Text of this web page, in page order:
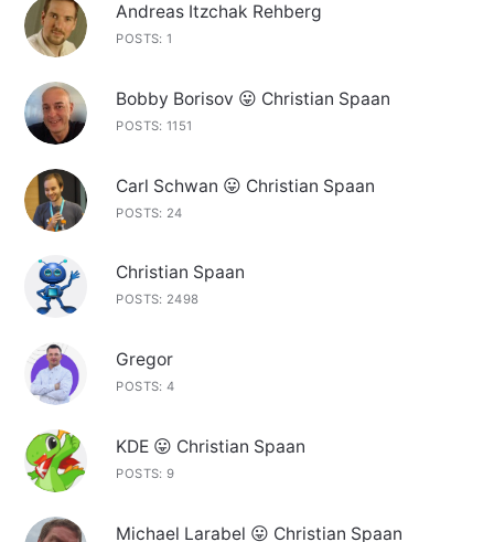
Andreas Itzchak Rehberg
POSTS: 1
Bobby Borisov 😛 Christian Spaan
POSTS: 1151
Carl Schwan 😛 Christian Spaan
POSTS: 24
Christian Spaan
POSTS: 2498
Gregor
POSTS: 4
KDE 😛 Christian Spaan
POSTS: 9
Michael Larabel 😛 Christian Spaan